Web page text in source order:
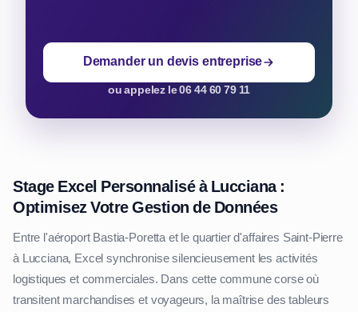
Demander un devis entreprise
ou appelez le 06 44 60 79 11
Stage Excel Personnalisé à Lucciana :
Optimisez Votre Gestion de Données
Entre l'aéroport Bastia-Poretta et le quartier d'affaires Saint-Pierre
à Lucciana, Excel synchronise silencieusement les activités
logistiques et commerciales. Dans cette commune corse où
transitent marchandises et voyageurs, la maîtrise des tableurs